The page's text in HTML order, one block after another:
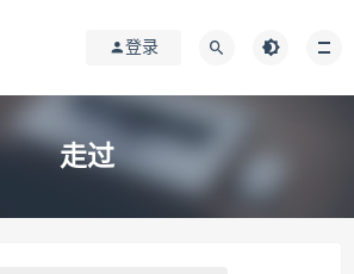
登录
走过